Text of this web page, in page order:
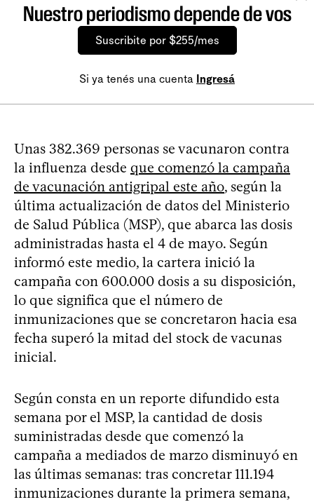
Nuestro periodismo depende de vos
Suscribite por $255/mes
Si ya tenés una cuenta Ingresá
Unas 382.369 personas se vacunaron contra
la influenza desde que comenzó la campaña
de vacunación antigripal este año, según la
última actualización de datos del Ministerio
de Salud Pública (MSP), que abarca las dosis
administradas hasta el 4 de mayo. Según
informó este medio, la cartera inició la
campaña con 600.000 dosis a su disposición,
lo que significa que el número de
inmunizaciones que se concretaron hacia esa
fecha superó la mitad del stock de vacunas
inicial.
Según consta en un reporte difundido esta
semana por el MSP, la cantidad de dosis
suministradas desde que comenzó la
campaña a mediados de marzo disminuyó en
las últimas semanas: tras concretar 111.194
inmunizaciones durante la primera semana,